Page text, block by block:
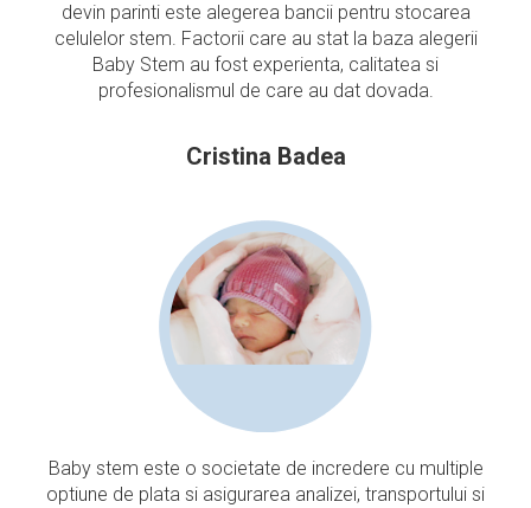
devin parinti este alegerea bancii pentru stocarea
celulelor stem. Factorii care au stat la baza alegerii
Baby Stem au fost experienta, calitatea si
profesionalismul de care au dat dovada.
Cristina Badea
Baby stem este o societate de incredere cu multiple
optiune de plata si asigurarea analizei, transportului si